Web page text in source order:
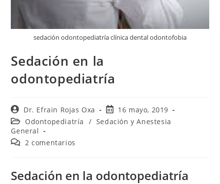
sedación odontopediatría clínica dental odontofobia
Sedación en la
odontopediatría
Dr. Efrain Rojas Oxa
16 mayo, 2019
Odontopediatría
/ Sedación y Anestesia
General
2 comentarios
Sedación en la odontopediatría